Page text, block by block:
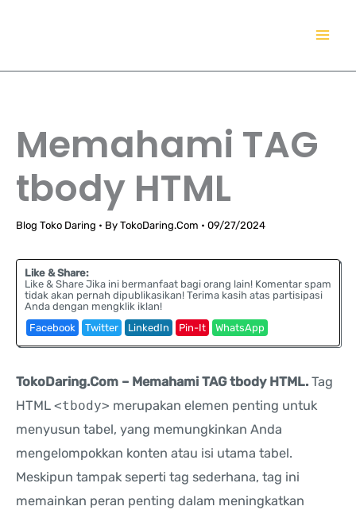
Memahami TAG
tbody HTML
Blog Toko Daring • By TokoDaring.Com • 09/27/2024
Like & Share:
Like & Share Jika ini bermanfaat bagi orang lain! Komentar spam
tidak akan pernah dipublikasikan! Terima kasih atas partisipasi
Anda dengan mengklik iklan!
Facebook
Twitter LinkedIn Pin-It WhatsApp
TokoDaring.Com – Memahami TAG tbody HTML. Tag
HTML <tbody> merupakan elemen penting untuk
menyusun tabel, yang memungkinkan Anda
mengelompokkan konten atau isi utama tabel.
Meskipun tampak seperti tag sederhana, tag ini
memainkan peran penting dalam meningkatkan